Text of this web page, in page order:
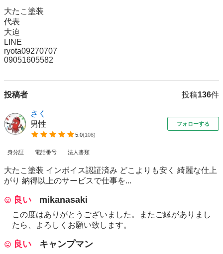
大たこ塗装
代表
大迫
LINE
ryota09270707
09051605582
投稿者 投稿136件
さく
男性
5.0(108)
フォローする
身分証 電話番号 法人書類
大たこ塗装 インボイス認証済み どこよりも安く 綺麗な仕上
がり 納得以上のサービスで仕事を...
良い mikanasaki
この度はありがとうございました。またご縁がありまし
たら、よろしくお願い致します。
良い キャンプマン